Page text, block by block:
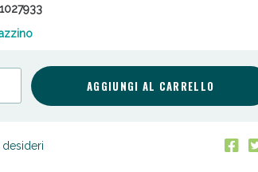
AGGIUNGI AL CARRELLO
oggi Sconto extra fino al 50%!